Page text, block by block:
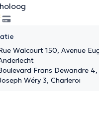
Walcourt 150, Avenue
Frans Dewandre 4,
Wéry 3, Charleroi